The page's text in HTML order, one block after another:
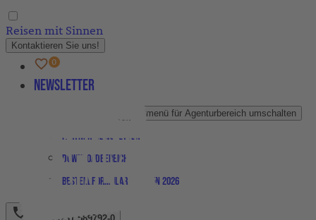
Reisen mit Sinnen
Kontaktieren Sie uns!
Newsletter
Untermenü für Agenturbereich umschalten
Downloadbereich
Bestellformular Magazin 2026